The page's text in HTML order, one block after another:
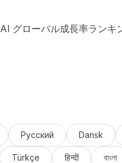
AI グローバル成長率ランキ
Русский Dansk
Türkçe हिन्दी বাংলা